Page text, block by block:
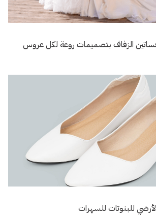
الزفاف بتصميمات روعة لكل عروس
للبنوتات للسهرات